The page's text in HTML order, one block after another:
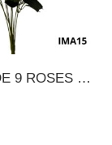
BOUQUET DE 9 ROSES – 15